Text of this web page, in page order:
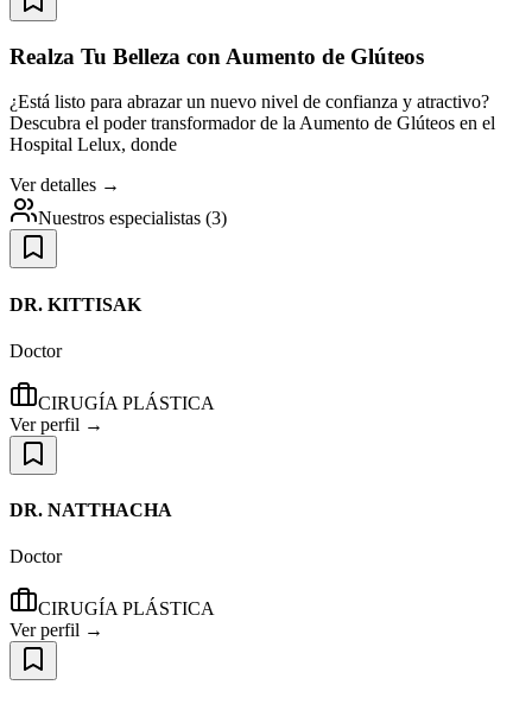
Realza Tu Belleza con Aumento de Glúteos
¿Está listo para abrazar un nuevo nivel de confianza y atractivo?
Descubra el poder transformador de la Aumento de Glúteos en el
Hospital Lelux, donde
Ver detalles →
Nuestros especialistas (3)
DR. KITTISAK
Doctor
CIRUGÍA PLÁSTICA
Ver perfil →
DR. NATTHACHA
Doctor
CIRUGÍA PLÁSTICA
Ver perfil →